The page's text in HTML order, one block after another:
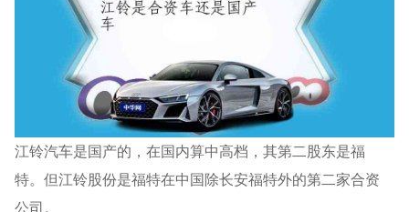
江铃汽车是国产的，在国内算中高档，其第二股东是福
特。但江铃股份是福特在中国除长安福特外的第二家合资
公司。